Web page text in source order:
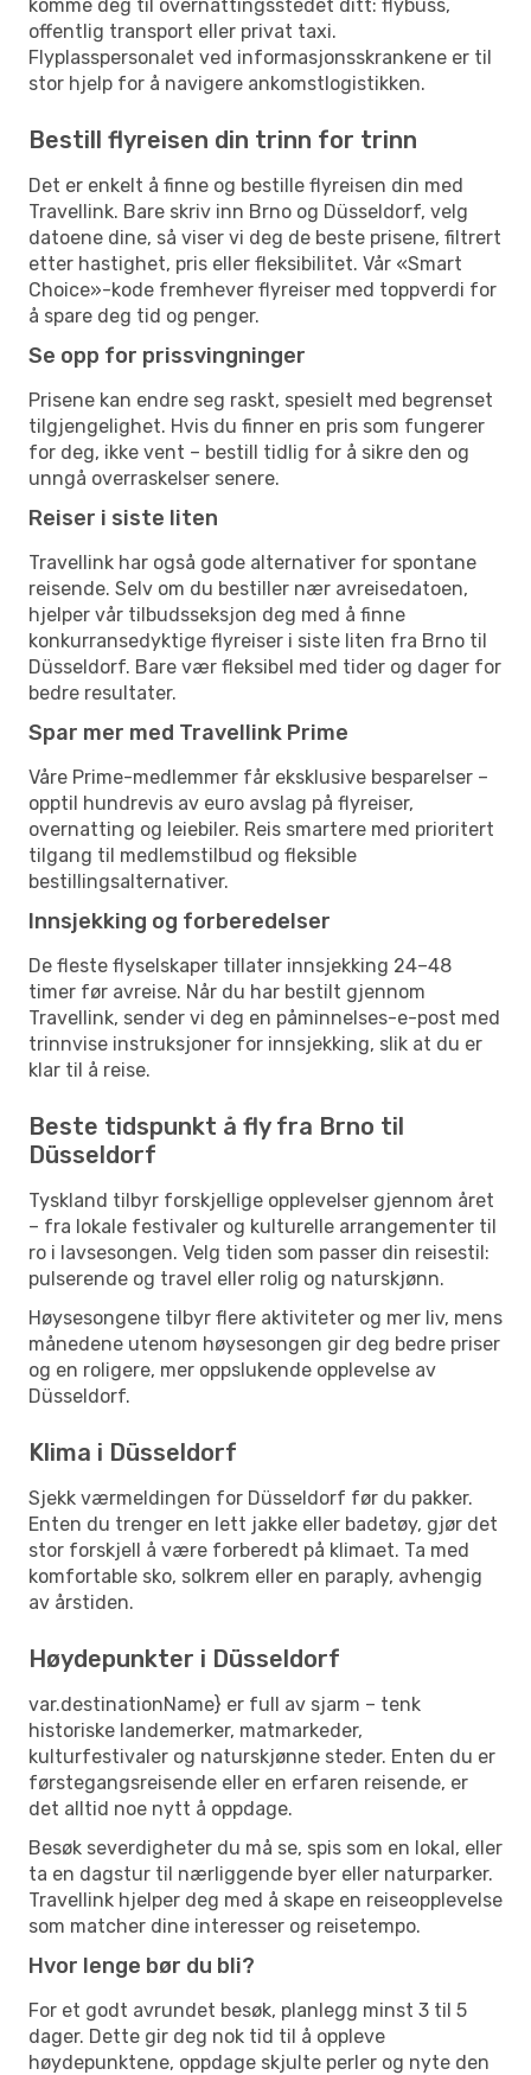
komme deg til overnattingsstedet ditt: flybuss,
offentlig transport eller privat taxi.
Flyplasspersonalet ved informasjonsskrankene er til
stor hjelp for å navigere ankomstlogistikken.
Bestill flyreisen din trinn for trinn
Det er enkelt å finne og bestille flyreisen din med
Travellink. Bare skriv inn Brno og Düsseldorf, velg
datoene dine, så viser vi deg de beste prisene, filtrert
etter hastighet, pris eller fleksibilitet. Vår «Smart
Choice»-kode fremhever flyreiser med toppverdi for
å spare deg tid og penger.
Se opp for prissvingninger
Prisene kan endre seg raskt, spesielt med begrenset
tilgjengelighet. Hvis du finner en pris som fungerer
for deg, ikke vent – bestill tidlig for å sikre den og
unngå overraskelser senere.
Reiser i siste liten
Travellink har også gode alternativer for spontane
reisende. Selv om du bestiller nær avreisedatoen,
hjelper vår tilbudsseksjon deg med å finne
konkurransedyktige flyreiser i siste liten fra Brno til
Düsseldorf. Bare vær fleksibel med tider og dager for
bedre resultater.
Spar mer med Travellink Prime
Våre Prime-medlemmer får eksklusive besparelser –
opptil hundrevis av euro avslag på flyreiser,
overnatting og leiebiler. Reis smartere med prioritert
tilgang til medlemstilbud og fleksible
bestillingsalternativer.
Innsjekking og forberedelser
De fleste flyselskaper tillater innsjekking 24–48
timer før avreise. Når du har bestilt gjennom
Travellink, sender vi deg en påminnelses-e-post med
trinnvise instruksjoner for innsjekking, slik at du er
klar til å reise.
Beste tidspunkt å fly fra Brno til
Düsseldorf
Tyskland tilbyr forskjellige opplevelser gjennom året
– fra lokale festivaler og kulturelle arrangementer til
ro i lavsesongen. Velg tiden som passer din reisestil:
pulserende og travel eller rolig og naturskjønn.
Høysesongene tilbyr flere aktiviteter og mer liv, mens
månedene utenom høysesongen gir deg bedre priser
og en roligere, mer oppslukende opplevelse av
Düsseldorf.
Klima i Düsseldorf
Sjekk værmeldingen for Düsseldorf før du pakker.
Enten du trenger en lett jakke eller badetøy, gjør det
stor forskjell å være forberedt på klimaet. Ta med
komfortable sko, solkrem eller en paraply, avhengig
av årstiden.
Høydepunkter i Düsseldorf
var.destinationName} er full av sjarm – tenk
historiske landemerker, matmarkeder,
kulturfestivaler og naturskjønne steder. Enten du er
førstegangsreisende eller en erfaren reisende, er
det alltid noe nytt å oppdage.
Besøk severdigheter du må se, spis som en lokal, eller
ta en dagstur til nærliggende byer eller naturparker.
Travellink hjelper deg med å skape en reiseopplevelse
som matcher dine interesser og reisetempo.
Hvor lenge bør du bli?
For et godt avrundet besøk, planlegg minst 3 til 5
dager. Dette gir deg nok tid til å oppleve
høydepunktene, oppdage skjulte perler og nyte den